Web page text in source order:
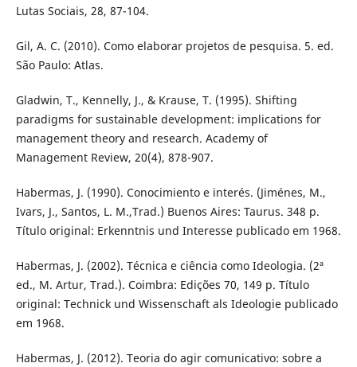
Lutas Sociais, 28, 87-104.
Gil, A. C. (2010). Como elaborar projetos de pesquisa. 5. ed.
São Paulo: Atlas.
Gladwin, T., Kennelly, J., & Krause, T. (1995). Shifting
paradigms for sustainable development: implications for
management theory and research. Academy of
Management Review, 20(4), 878-907.
Habermas, J. (1990). Conocimiento e interés. (Jiménes, M.,
Ivars, J., Santos, L. M.,Trad.) Buenos Aires: Taurus. 348 p.
Título original: Erkenntnis und Interesse publicado em 1968.
Habermas, J. (2002). Técnica e ciência como Ideologia. (2ª
ed., M. Artur, Trad.). Coimbra: Edições 70, 149 p. Título
original: Technick und Wissenschaft als Ideologie publicado
em 1968.
Habermas, J. (2012). Teoria do agir comunicativo: sobre a